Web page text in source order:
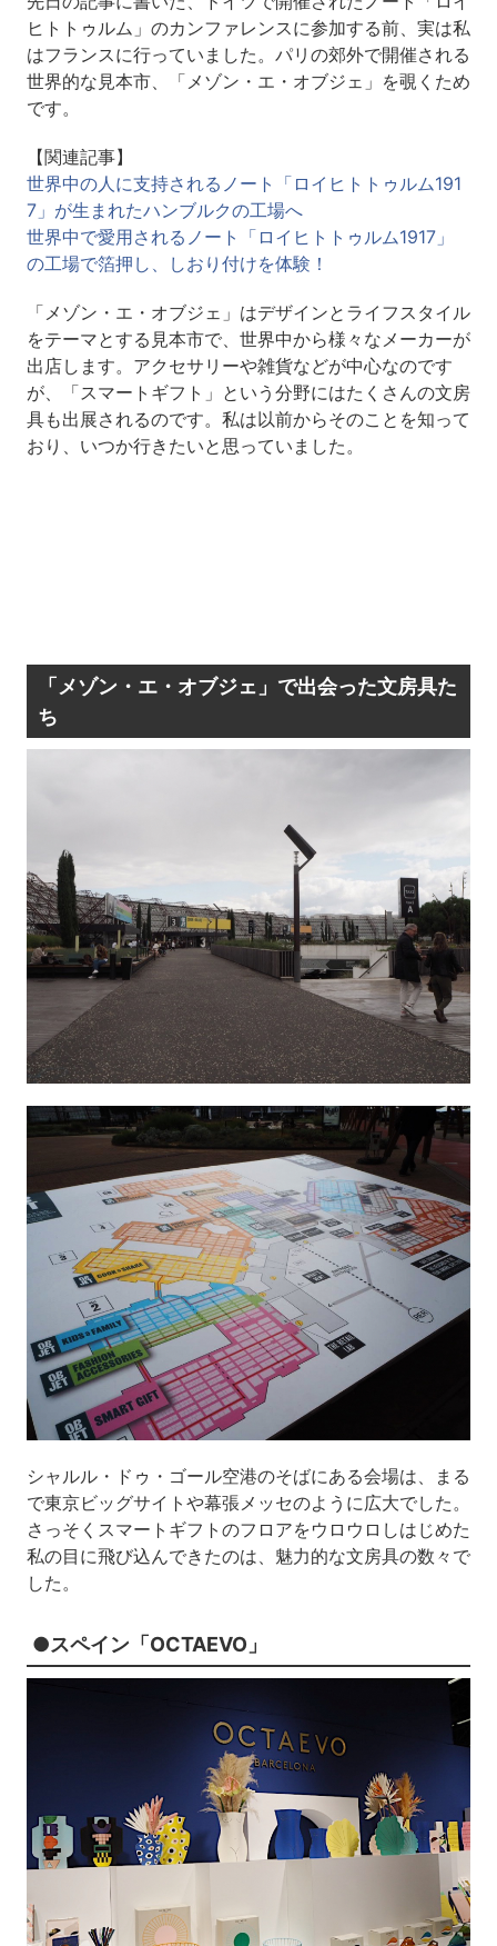
ヒトトゥルム」のカンファレンスに参加する前、実は私
はフランスに行っていました。パリの郊外で開催される
世界的な見本市、「メゾン・エ・オブジェ」を覗くため
です。
【関連記事】
世界中の人に支持されるノート「ロイヒトトゥルム191
7」が生まれたハンブルクの工場へ
世界中で愛用されるノート「ロイヒトトゥルム1917」
の工場で箔押し、しおり付けを体験！
「メゾン・エ・オブジェ」はデザインとライフスタイル
をテーマとする見本市で、世界中から様々なメーカーが
出店します。アクセサリーや雑貨などが中心なのです
が、「スマートギフト」という分野にはたくさんの文房
具も出展されるのです。私は以前からそのことを知って
おり、いつか行きたいと思っていました。
「メゾン・エ・オブジェ」で出会った文房具た
ち
シャルル・ドゥ・ゴール空港のそばにある会場は、まる
で東京ビッグサイトや幕張メッセのように広大でした。
さっそくスマートギフトのフロアをウロウロしはじめた
私の目に飛び込んできたのは、魅力的な文房具の数々で
した。
●スペイン「OCTAEVO」